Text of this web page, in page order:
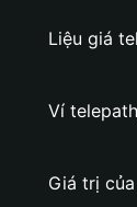
Liệu giá
Ví
Giá trị